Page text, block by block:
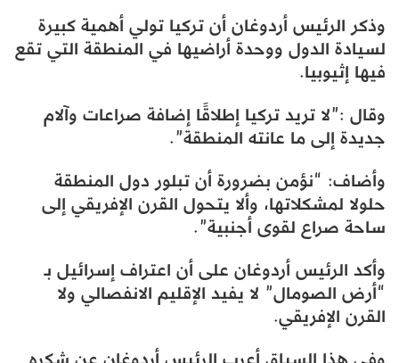
وذكر الرئيس أردوغان أن تركيا تولي أهمية كبيرة
لسيادة الدول ووحدة أراضيها في المنطقة التي تقع
فيها إثيوبيا.
وقال :”لا تريد تركيا إطلاقًا إضافة صراعات وآلام
جديدة إلى ما عانته المنطقة”.
وأضاف: “نؤمن بضرورة أن تبلور دول المنطقة
حلولا لمشكلاتها، وألا يتحول القرن الإفريقي إلى
ساحة صراع لقوى أجنبية”.
وأكد الرئيس أردوغان على أن اعتراف إسرائيل بـ
“أرض الصومال” لا يفيد الإقليم الانفصالي ولا
القرن الإفريقي.